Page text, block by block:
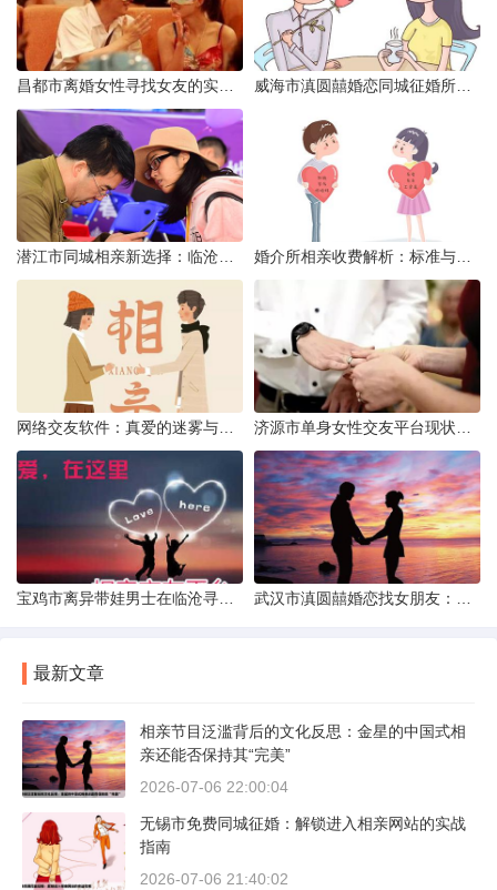
最新文章
相亲节目泛滥背后的文化反思：金星的中国式相
亲还能否保持其“完美”
2026-07-06 22:00:04
无锡市免费同城征婚：解锁进入相亲网站的实战
指南
2026-07-06 21:40:02